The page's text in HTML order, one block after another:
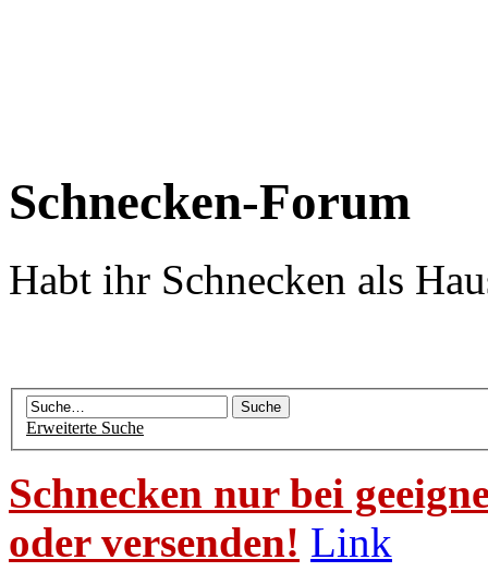
Schnecken-Forum
Habt ihr Schnecken als
Erweiterte Suche
Schnecken nur bei
oder versenden! Link